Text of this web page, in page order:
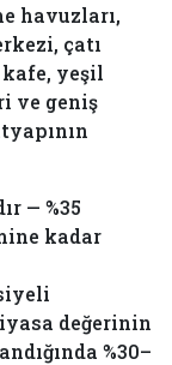
havuzları,
çatı
yeşil
ve geniş
— %35
kadar
değerinin
%30–